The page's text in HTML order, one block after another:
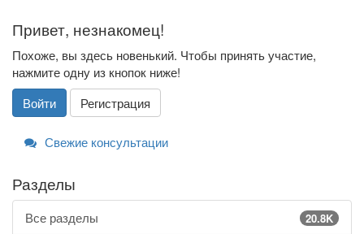
Привет, незнакомец!
Похоже, вы здесь новенький. Чтобы принять участие,
нажмите одну из кнопок ниже!
Войти
Регистрация
Свежие консультации
Разделы
Все разделы 20.8K